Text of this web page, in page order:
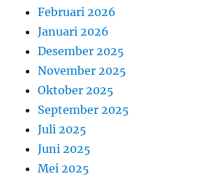
Februari 2026
Januari 2026
Desember 2025
November 2025
Oktober 2025
September 2025
Juli 2025
Juni 2025
Mei 2025